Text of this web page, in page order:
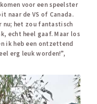
voor een speelster
naar de VS of Canada.
nu; het zou fantastisch
echt heel gaaf. Maar los
ik heb een ontzettend
erg leuk worden!”,